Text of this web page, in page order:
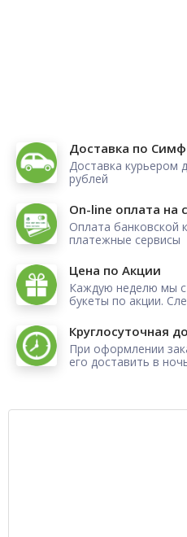
Доставка по
Доставка курьером
рублей
On-line оплата на
Оплата банковской
платежные сервисы
Цена по Акции
Каждую неделю мы
букеты по акции.
Круглосуточная
При оформлении
его доставить в